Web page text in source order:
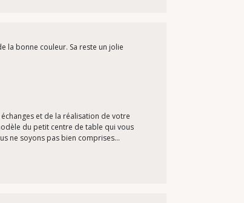
la bonne couleur. Sa reste un jolie
et de la réalisation de votre
du petit centre de table qui vous
ne soyons pas bien comprises...